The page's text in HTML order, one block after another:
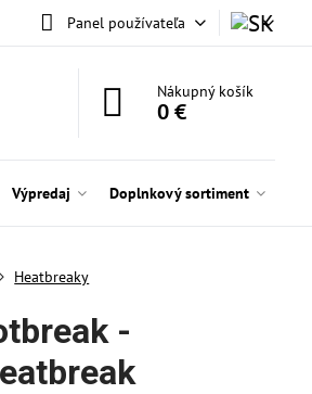
Panel používateľa
Nákupný košík
0 €
Výpredaj Doplnkový sortiment
Heatbreaky
-